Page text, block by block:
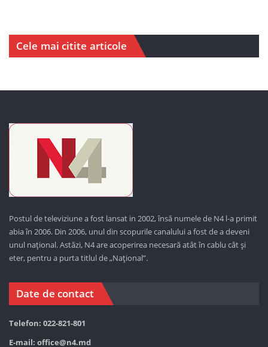
Cele mai citite articole
Postul de televiziune a fost lansat in 2002, însă numele de N4 l-a primit
abia în 2006. Din 2006, unul din scopurile canalului a fost de a deveni
unul național. Astăzi, N4 are acoperirea necesară atât în cablu cât și
eter, pentru a purta titlul de „Național”.
Date de contact
Telefon: 022-821-801
E-mail: office@n4.md